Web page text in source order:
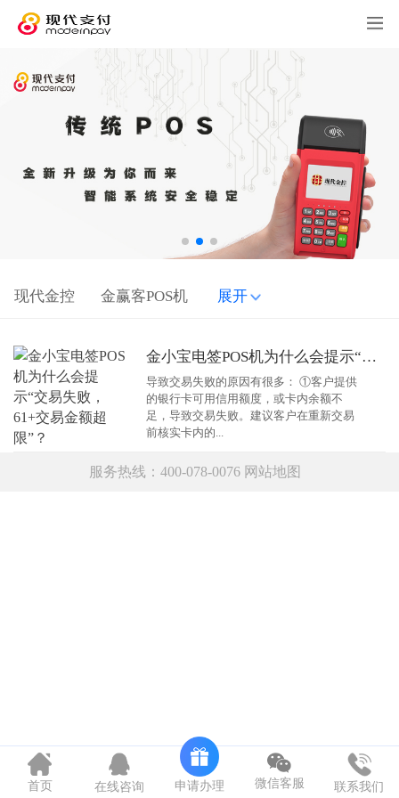
现代金控 金赢客POS机 展开
金小宝电签POS机为什么会提示“交易失败，61+交易金额超限”？
导致交易失败的原因有很多： ①客户提供
的银行卡可用信用额度，或卡内余额不
足，导致交易失败。建议客户在重新交易
前核实卡内的...
服务热线：400-078-0076 网站地图
首页 在线咨询 申请办理 微信客服 联系我们